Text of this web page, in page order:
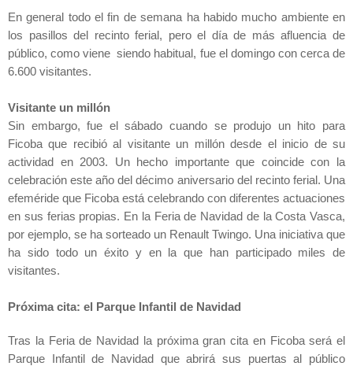
En general todo el fin de semana ha habido mucho ambiente en
los pasillos del recinto ferial, pero el día de más afluencia de
público, como viene siendo habitual, fue el domingo con cerca de
6.600 visitantes.
Visitante un millón
Sin embargo, fue el sábado cuando se produjo un hito para
Ficoba que recibió al visitante un millón desde el inicio de su
actividad en 2003. Un hecho importante que coincide con la
celebración este año del décimo aniversario del recinto ferial. Una
efeméride que Ficoba está celebrando con diferentes actuaciones
en sus ferias propias. En la Feriade Navidad de la Costa Vasca,
por ejemplo, se ha sorteado un Renault Twingo. Una iniciativa que
ha sido todo un éxito y en la que han participado miles de
visitantes.
Próxima cita: el Parque Infantil de Navidad
Tras la Feriade Navidad la próxima gran cita en Ficoba será el
Parque Infantil de Navidad que abrirá sus puertas al público